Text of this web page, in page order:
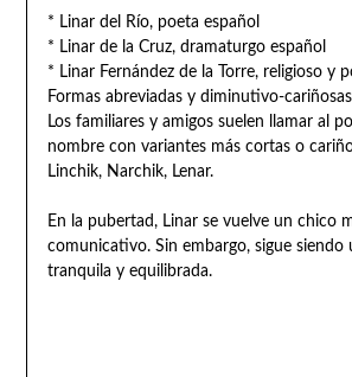
* Linar del Río, poeta español
* Linar de la Cruz, dramaturgo español
* Linar Fernández de la Torre, religioso y
Formas abreviadas y diminutivo-cariñosas
Los familiares y amigos suelen llamar al
nombre con variantes más cortas o
Linchik, Narchik, Lenar.
En la pubertad, Linar se vuelve un chico
comunicativo. Sin embargo, sigue siendo
tranquila y equilibrada.